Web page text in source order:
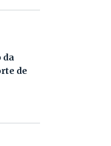
da
de